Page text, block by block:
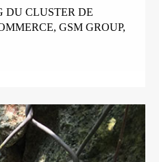
DU CLUSTER DE
GSM GROUP,